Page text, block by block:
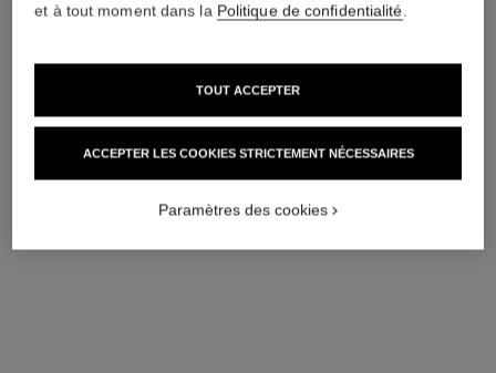
et à tout moment dans la Politique de confidentialité.
ACCEPTER LES COOKIES STRICTEMENT NÉCESSAIRES
TOUT ACCEPTER
Paramètres des cookies